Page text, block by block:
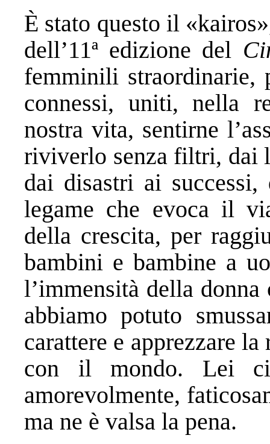
È stato questo il
dell’11ª edizione del
femminili straordinarie,
connessi, uniti, nella
nostra vita, sentirne
riviverlo senza filtri, dai
dai disastri ai
legame che evoca il
della crescita, per
bambini e bambine a
l’immensità della
abbiamo potuto
carattere e apprezzare
con il mondo. Lei ci
amorevolmente,
ma ne è valsa la pena.